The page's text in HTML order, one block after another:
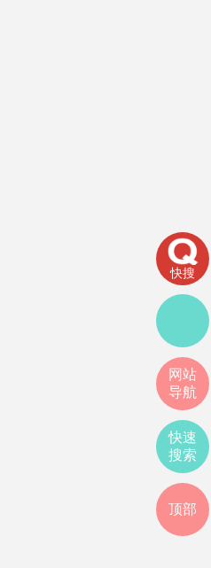
快搜
网站
导航
快速
搜索
顶部